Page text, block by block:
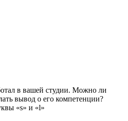
в вашей студии. Можно ли
вывод о его компетенции?
«s» и «l»